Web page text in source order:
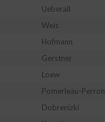
Ueberall
Weis
Hofmann
Gerstner
Loew
Pomerleau-Perron
Dobrenizki